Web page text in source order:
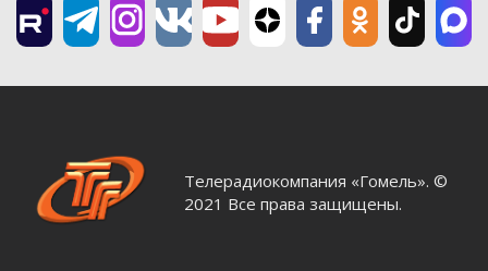
Телерадиокомпания «Гомель». ©
2021 Все права защищены.